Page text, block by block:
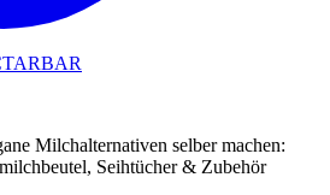
Milchalternativen selber machen:
Seihtücher & Zubehör